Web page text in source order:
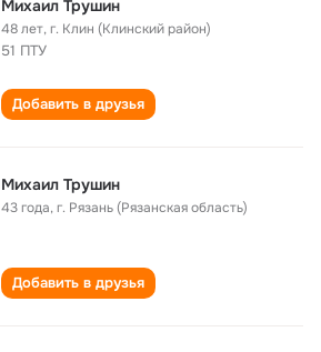
Михаил Трушин
48 лет,г. Клин (Клинский район)
51 ПТУ
Добавить в друзья
Михаил Трушин
43 года,г. Рязань (Рязанская область)
Добавить в друзья